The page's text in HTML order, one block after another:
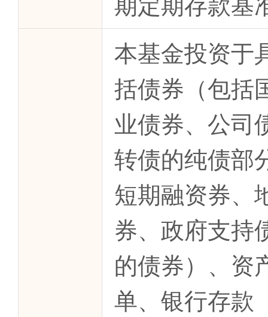
本基金投资于
括债券（包括
业债券、公司
转债的纯债部
短期融资券、
券、政府支持
的债券）、资
单、银行存款